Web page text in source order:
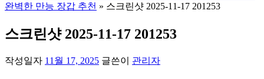
완벽한 만능 장갑 추천 » 스크린샷 2025-11-17 201253
스크린샷 2025-11-17 201253
작성일자 11월 17, 2025 글쓴이 관리자